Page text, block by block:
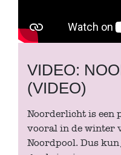
VIDEO:
(VIDEO)
Noorderlicht is een
vooral in de winter
Noordpool. Dus